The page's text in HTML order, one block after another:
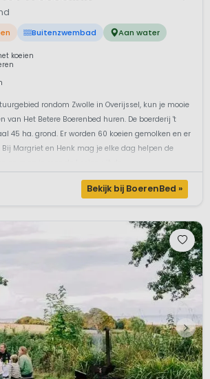
Buitenzwembad Aan water
koeien
rondom Zwolle in Overijssel, kun je mooie
van Het Betere Boerenbed huren. De boerderij 't
45 ha. grond. Er worden 60 koeien gemolken en er
Margriet en Henk mag je elke dag helpen de
Bekijk bij BoerenBed »